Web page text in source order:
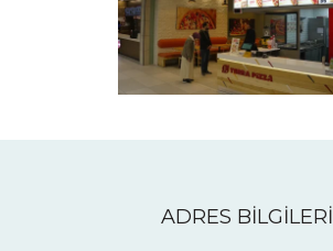
ADRES BİLGİLERİ